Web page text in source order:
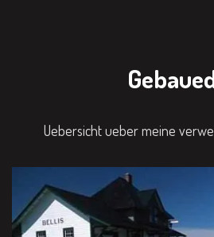
Uebersicht ueber meine